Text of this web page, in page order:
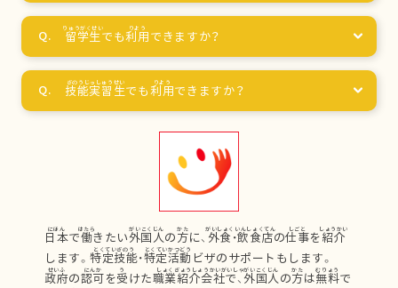
留学生でも利用 できますか？
技能実習生でも利用できますか？
日本で働きたい外国人の方に、 外食 ・飲食店の仕事を紹介
します。特定技能・特定活動 ビザのサポートもします。
政府の認可を受けた職業紹介会社で、 外国人の方は無料で